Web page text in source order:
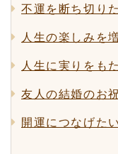
不運を断ち切り
人生の楽しみを
人生に実りをも
友人の結婚のお
開運につなげたい